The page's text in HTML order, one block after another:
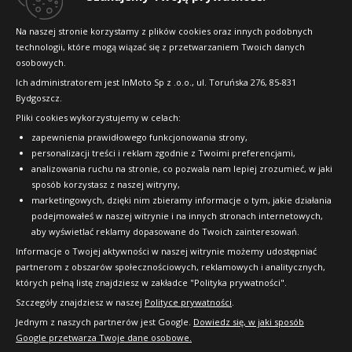
Na naszej stronie korzystamy z plików cookies oraz innych podobnych
technologii, które mogą wiązać się z przetwarzaniem Twoich danych
osobowych.
Ich administratorem jest InMoto Sp z .o.o., ul. Toruńska 276, 85-831
Bydgoszcz.
Pliki cookies wykorzystujemy w celach:
zapewnienia prawidłowego funkcjonowania strony,
personalizacji treści i reklam zgodnie z Twoimi preferencjami,
analizowania ruchu na stronie, co pozwala nam lepiej zrozumieć, w jaki
sposób korzystasz z naszej witryny,
marketingowych, dzięki nim zbieramy informacje o tym, jakie działania
podejmowałeś w naszej witrynie i na innych stronach internetowych,
aby wyświetlać reklamy dopasowane do Twoich zainteresowań.
Informacje o Twojej aktywności w naszej witrynie możemy udostępniać
partnerom z obszarów społecznościowych, reklamowych i analitycznych,
których pełną listę znajdziesz w zakładce "Polityka prywatności".
Szczegóły znajdziesz w naszej Polityce prywatności.
Jednym z naszych partnerów jest Google. Dowiedz się, w jaki sposób
Google przetwarza Twoje dane osobowe.
Raty
FAQ
OFICJALNY PARTNER